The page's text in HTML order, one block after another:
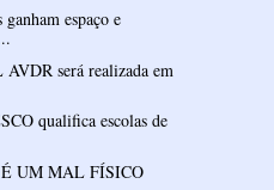
ganham espaço e
será realizada em
qualifica escolas de
UM MAL FÍSICO